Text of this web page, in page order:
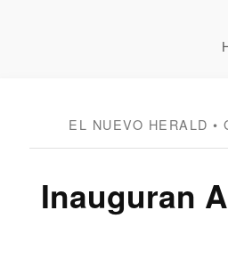
EL NUEVO HERALD
Inauguran